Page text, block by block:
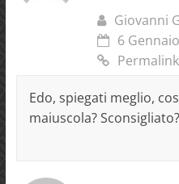
Giovanni
6
Permalink
Edo, spiegati meglio,
maiuscola?